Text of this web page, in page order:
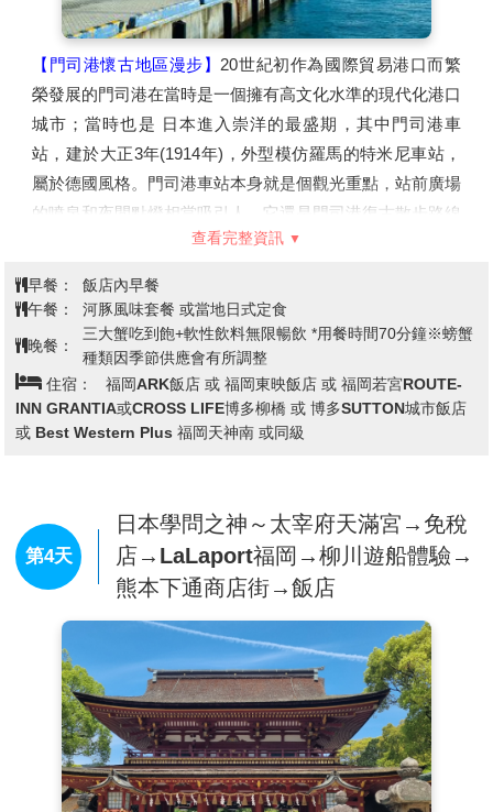
【門司港懷古地區漫步】20世紀初作為國際貿易港口而繁
榮發展的門司港在當時是一個擁有高文化水準的現代化港口
城市；當時也是 日本進入崇洋的最盛期，其中門司港車
站，建於大正3年(1914年)，外型模仿羅馬的特米尼車站，
屬於德國風格。門司港車站本身就是個觀光重點，站前廣場
的噴泉和夜間點燈相當吸引人，它還是門司港復古散步路線
的起點。直至今日這裡還保存許多留有往日風貌的建築物。
【JR門司港】
是文藝復興式的木造2層樓，築於1914年，九
州車站裡最古老的車站，具有相當高的歷史價值(唯一被指
定為國家重要文化財產的車站)。有直徑1公尺的青銅製「幸
運的洗手台」、擦得透亮的黃銅裝飾柱子、用1500㎡的銅
板和約700m的石棉板製成的屋頂等，都體現出門司港站曾
經是大陸交通的重要據點的氣派風格。
會舉辦「充滿活力的馬關街」，可以讓旅客直接在市場內的
海鮮小吃攤購買的各種壽司材料。
【赤間神宮】整座神社建築以鮮豔的朱紅色為主體，外觀宛
如一座海上宮殿，極具視覺震撼力，主祭日本歷史上年紀最
小的天皇「安德天皇」。除了主殿之外，神宮內也可參觀
「無耳芳一堂」，是喜愛歷史與文化旅客的必訪之地。走在
海風輕拂的神社步道，除了感受歷史的餘韻，也能飽覽關門
海峽的壯麗景色。
※備註：如遇唐戶市場定休無法前往時，則改前往【小倉旦
過市場】。不便之處，敬請見諒！
【關門海峽海底隧道】連接關門海峽、全長780米的海底步
查看完整資訊
早餐：
飯店內早餐
午餐：
河豚風味套餐 或當地日式定食
晚餐：
三大蟹吃到飽+軟性飲料無限暢飲 *用餐時間70分鐘※螃蟹
種類因季節供應會有所調整
住宿：
福岡ARK飯店 或 福岡東映飯店 或 福岡若宮ROUTE-
INN GRANTIA或CROSS LIFE博多柳橋 或 博多SUTTON城市飯店
或 Best Western Plus 福岡天神南 或同級
第4天
日本學問之神～太宰府天滿宮→免稅
店→LaLaport福岡→柳川遊船體驗→
熊本下通商店街→飯店